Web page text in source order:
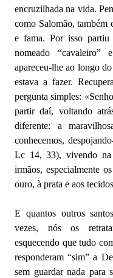
encruzilhada na vida.
como Salomão, também
e fama. Por isso partiu
nomeado “cavaleiro”
apareceu-lhe ao longo
estava a fazer.
pergunta simples:
partir daí, voltando
diferente: a
conhecemos,
Lc 14, 33), vivendo na
irmãos, especialmente
ouro, à prata e aos
E quantos outros
vezes, nós os
esquecendo que tudo
responderam “sim” a
sem guardar nada para